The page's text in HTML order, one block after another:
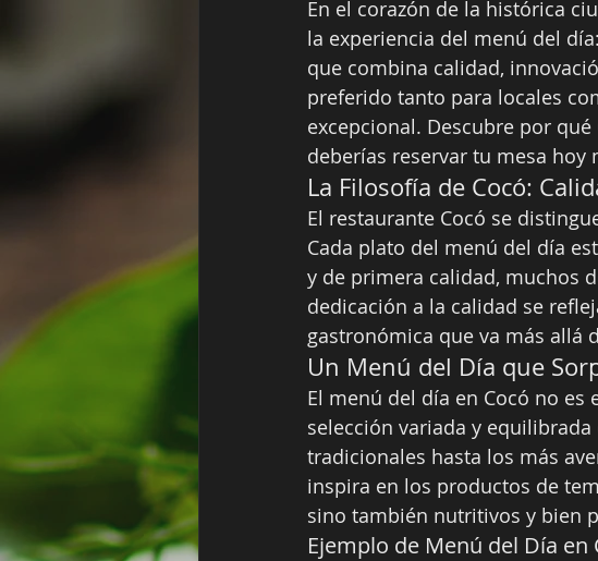
En el corazón de la histórica
la experiencia del menú del
que combina calidad,
preferido tanto para locales
excepcional. Descubre por
deberías reservar tu mesa hoy
La Filosofía de Cocó:
El restaurante Cocó se
Cada plato del menú del día
y de primera calidad, muchos
dedicación a la calidad se
gastronómica que va más allá
Un Menú del Día que
El menú del día en Cocó no
selección variada y
tradicionales hasta los más
inspira en los productos de
sino también nutritivos y bien
Ejemplo de Menú del Día en